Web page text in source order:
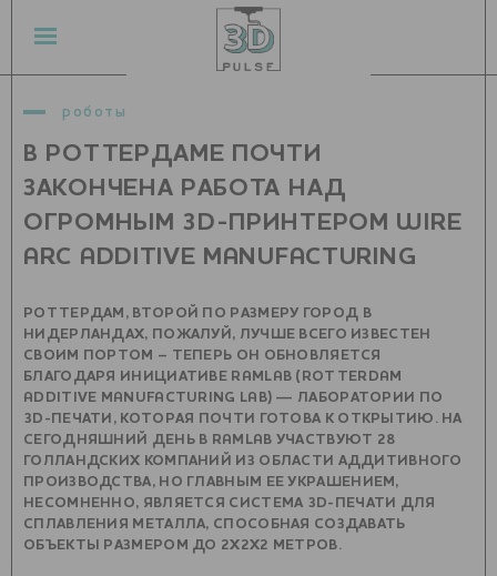
роботы
В РОТТЕРДАМЕ ПОЧТИ
ЗАКОНЧЕНА РАБОТА НАД
ОГРОМНЫМ 3D-ПРИНТЕРОМ WIRE
ARC ADDITIVE MANUFACTURING
РОТТЕРДАМ, ВТОРОЙ ПО РАЗМЕРУ ГОРОД В
НИДЕРЛАНДАХ, ПОЖАЛУЙ, ЛУЧШЕ ВСЕГО ИЗВЕСТЕН
СВОИМ ПОРТОМ – ТЕПЕРЬ ОН ОБНОВЛЯЕТСЯ
БЛАГОДАРЯ ИНИЦИАТИВЕ RAMLAB (ROTTERDAM
ADDITIVE MANUFACTURING LAB) — ЛАБОРАТОРИИ ПО
3D-ПЕЧАТИ, КОТОРАЯ ПОЧТИ ГОТОВА К ОТКРЫТИЮ. НА
СЕГОДНЯШНИЙ ДЕНЬ В RAMLAB УЧАСТВУЮТ 28
ГОЛЛАНДСКИХ КОМПАНИЙ ИЗ ОБЛАСТИ АДДИТИВНОГО
ПРОИЗВОДСТВА, НО ГЛАВНЫМ ЕЕ УКРАШЕНИЕМ,
НЕСОМНЕННО, ЯВЛЯЕТСЯ СИСТЕМА 3D-ПЕЧАТИ ДЛЯ
СПЛАВЛЕНИЯ МЕТАЛЛА, СПОСОБНАЯ СОЗДАВАТЬ
ОБЪЕКТЫ РАЗМЕРОМ ДО 2Х2Х2 МЕТРОВ.